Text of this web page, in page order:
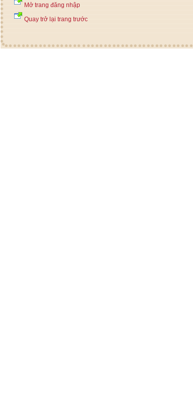
Mở trang đăng nhập
Quay trở lại trang trước